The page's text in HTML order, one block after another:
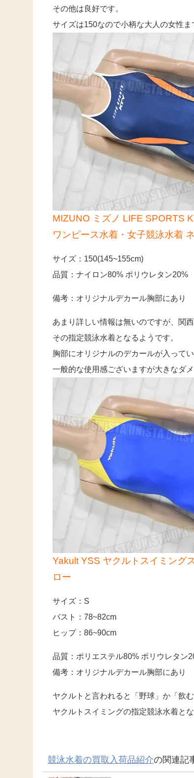
その他は良好です。
サイズは150なので小柄な大人の女性ま
MIZUNO ミズノ LIFE SPORTS
ワンピース水着・女子競泳水着
サイズ：150(145~155cm)
品質：ナイロン80% ポリウレタン20%
備考：オリジナルデカール胸部にあり
あまり詳しい情報は無いのですが、関
その指定競泳水着となるようです。
胸部にオリジナルのデカールが入ってい
一般的な使用感ございますが大きなダ
Yakult YSS ヤクルトスイミング
ロー
サイズ：S
バスト：78~82cm
ヒップ：86~90cm
品質：ポリエステル80% ポリウレタン
備考：オリジナルデカール胸部にあり
ヤクルトと言われると「野球」か「飲
ヤクルトスイミングの指定競泳水着とな
競泳水着の買取入荷品紹介の関連記